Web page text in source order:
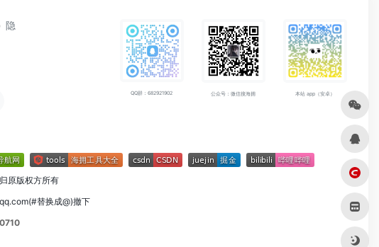
隐
QQ群：682921902 公众号：微信搜海拥 本站 app（安卓）
原版权方所有
替换成@)撤下